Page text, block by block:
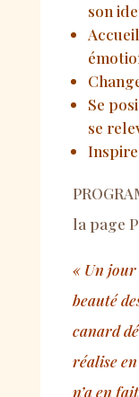
son
Se
se
la page
« Un
beauté
canard
réalise
n’a en